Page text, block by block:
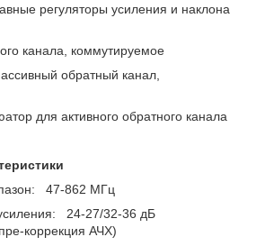
регуляторы усиления и наклона
канала, коммутируемое
обратный канал,
для активного обратного канала
47-862 МГц
24-27/32-36 дБ
коррекция АЧХ)